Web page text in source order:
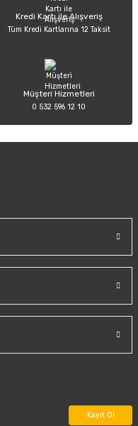
Kredi Kartı ile Alışveriş
Tüm Kredi Kartlarına 12 Taksit
Müşteri Hizmetleri
0 532 596 12 10
Kayıt Ol